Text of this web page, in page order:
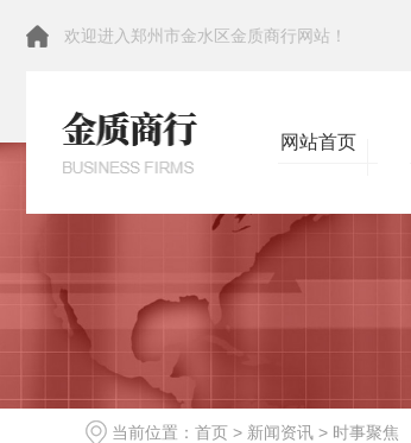
欢迎进入郑州市金水区金质商行网站！
网站首页
当前位置： 首页 > 新闻资讯 > 时事聚焦